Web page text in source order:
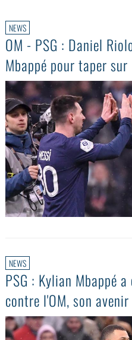
NEWS
OM - PSG : Daniel
Mbappé pour taper sur
NEWS
PSG : Kylian Mbappé
contre l'OM, son